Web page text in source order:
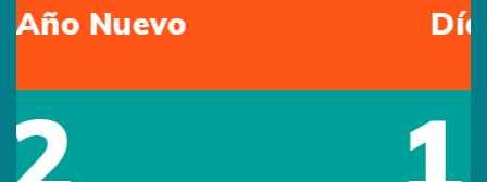
Día de la Madre